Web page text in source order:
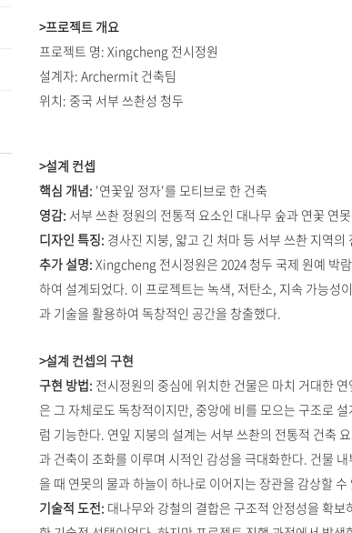
>프로젝트 개요
프로젝트 명: Xingcheng 전시정원
설계자: Archermit 건축팀
위치: 중국 서부 쓰촨성 청두
>설계 컨셉
핵심 개념: '연꽃잎 정자'를 모티브로 한 건축
영감: 서부 쓰촨 정원의 전통적 요소인 대나무 숲과 연꽃 연
디자인 특징: 경사진 지붕, 얇고 긴 처마 등 서부 쓰촨 지역
추가 설명: Xingcheng 전시정원은 2024 청두 국제 원예 박
하여 설계되었다. 이 프로젝트는 녹색, 저탄소, 지속 가능성
과 기술을 활용하여 독창적인 공간을 창출했다.
>설계 컨셉의 구현
구현 방법: 전시정원의 중심에 위치한 건물은 마치 거대한
은 그 자체로도 독창적이지만, 중앙에 비를 모으는 구조로
럼 기능한다. 연잎 지붕의 설계는 서부 쓰촨의 전통적 건축
과 건축이 조화를 이루며 시적인 감성을 극대화한다. 건물
을 때 연못의 물과 하늘이 하나로 이어지는 장관을 감상할 수
기술적 도전: 대나무와 강철의 결합은 구조적 안정성을 확